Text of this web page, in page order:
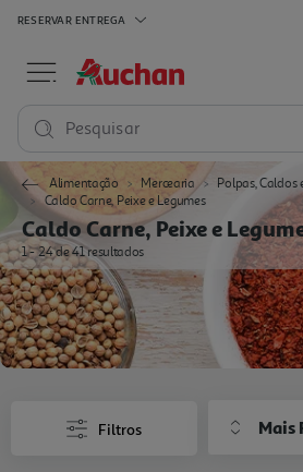
RESERVAR ENTREGA
Pesquisar
Alimentação Mercearia
Polpas, Caldos
Caldo Carne, Peixe e Legumes
Caldo Carne, Peixe e
1 - 24 de 41 resultados
Filtros Mais